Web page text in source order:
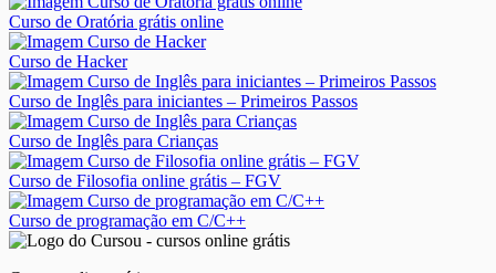
Curso de Oratória grátis online
Curso de Hacker
Curso de Inglês para iniciantes – Primeiros Passos
Curso de Inglês para Crianças
Curso de Filosofia online grátis – FGV
Curso de programação em C/C++